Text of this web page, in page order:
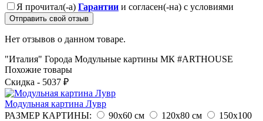
Я прочитал(-а) Гарантии и согласен(-на) с условиями
Отправить свой отзыв
Нет отзывов о данном товаре.
"Италия" Города Модульные картины МК #ARTHOUSE
Похожие товары
Скидка - 5037 ₽
Модульная картина Лувр
РАЗМЕР КАРТИНЫ:
90х60 см 120х80 см
150х100